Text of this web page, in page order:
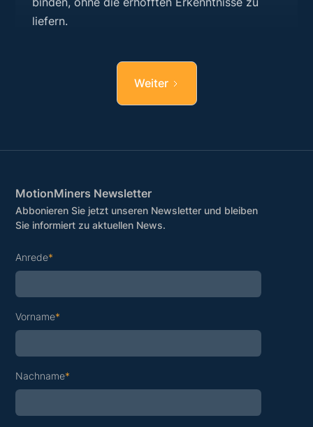
liefern.
Weiter
MotionMiners Newsletter
Abbonieren Sie jetzt unseren Newsletter und bleiben
Sie informiert zu aktuellen News.
Anrede*
Vorname*
Nachname*